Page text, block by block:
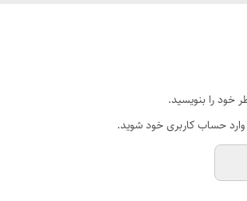
خود را بنویسید.
وارد حساب کاربری خود شوید.